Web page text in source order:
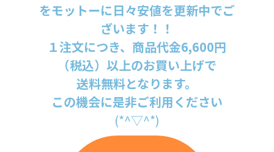
をモットーに日々安値を更新中でご
ざいます！！
１注文につき、商品代金6,600円
（税込）以上のお買い上げで
送料無料となります。
この機会に是非ご利用ください
(*^▽^*)